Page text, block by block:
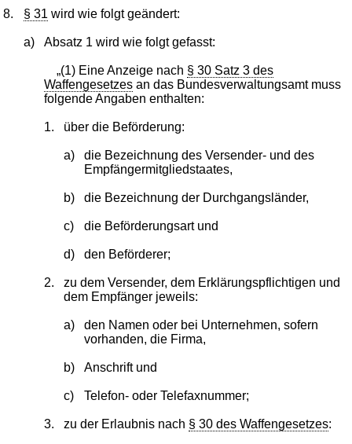
8. § 31 wird wie folgt geändert:
a) Absatz 1 wird wie folgt gefasst:
„(1) Eine Anzeige nach § 30 Satz 3 des
Waffengesetzesan das Bundesverwaltungsamt muss
folgende Angaben enthalten:
1. über die Beförderung:
a)
die Bezeichnung des Versender- und des
Empfängermitgliedstaates,
b) die Bezeichnung der Durchgangsländer,
c) die Beförderungsart und
d) den Beförderer;
2.
zu dem Versender, dem Erklärungspflichtigen und
dem Empfänger jeweils:
a)
den Namen oder bei Unternehmen, sofern
vorhanden, die Firma,
b) Anschrift und
c) Telefon- oder Telefaxnummer;
3. zu der Erlaubnis nach § 30 des Waffengesetzes: